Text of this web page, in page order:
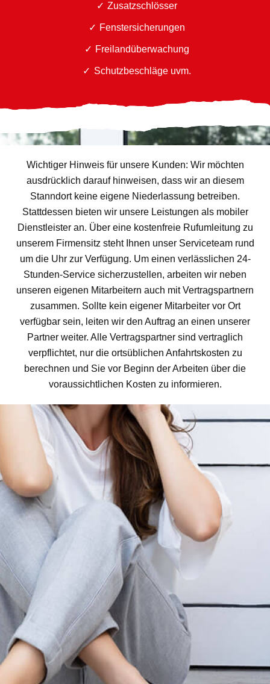
Zusatzschlösser
Fenstersicherungen
Freilandüberwachung
Schutzbeschläge uvm.
Wichtiger Hinweis für unsere Kunden: Wir möchten
ausdrücklich darauf hinweisen, dass wir an diesem
Stanndort keine eigene Niederlassung betreiben.
Stattdessen bieten wir unsere Leistungen als mobiler
Dienstleister an. Über eine kostenfreie Rufumleitung zu
unserem Firmensitz steht Ihnen unser Serviceteam rund
um die Uhr zur Verfügung. Um einen verlässlichen 24-
Stunden-Service sicherzustellen, arbeiten wir neben
unseren eigenen Mitarbeitern auch mit Vertragspartnern
zusammen. Sollte kein eigener Mitarbeiter vor Ort
verfügbar sein, leiten wir den Auftrag an einen unserer
Partner weiter. Alle Vertragspartner sind vertraglich
verpflichtet, nur die ortsüblichen Anfahrtskosten zu
berechnen und Sie vor Beginn der Arbeiten über die
voraussichtlichen Kosten zu informieren.